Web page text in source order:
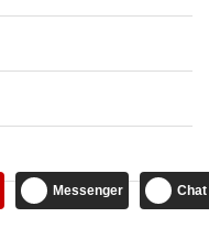
Messenger